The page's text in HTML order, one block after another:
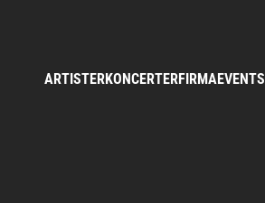
ARTISTERKONCERTERFIRMAEVENTS